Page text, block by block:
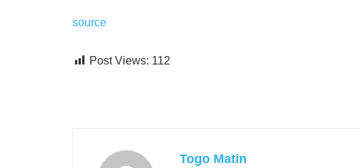
source
Post Views: 112
Togo Matin